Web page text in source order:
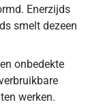
Enerzijds
smelt dezeen
onbedekte
werken.